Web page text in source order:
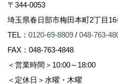
〒344-0053
埼玉県春日部市梅田本町2丁目
TEL： 0120-69-8809 / 048-763-
FAX：048-763-4848
＜営業時間＞10:00～18:00
＜定休日＞水曜・木曜